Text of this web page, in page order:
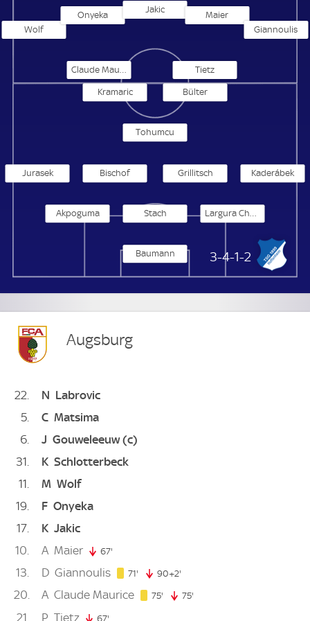
Wolf
Onyeka
Jakic
Maier
Giannoulis
Claude Maurice Tietz
TSG Hoffenheim
3-4-1-2
Baumann
Largura Chaves
Stach
Akpoguma
Kaderábek
Grillitsch
Bischof
Jurasek
Tohumcu
Bülter
Kramaric
Augsburg
22 N Labrovic
5
C Matsima
6
J Gouweleeuw(c)
31
K Schlotterbeck
11
M Wolf
19
F Onyeka
17
K Jakic
10
A Maier 67'
13 D Giannoulis 71' 71. minute
90+2'
20 A Claude Maurice 75' 75. minute
75'
21 P Tietz 67'